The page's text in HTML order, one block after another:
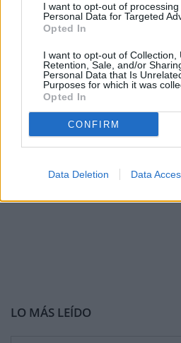
I want to opt-out of processing
Personal Data for Targeted
Opted In
I want to opt-out of Collection,
Retention, Sale, and/or
Personal Data that Is
Purposes for which it was
Opted In
CONFIRM
Data Deletion Data
LO MÁS LEÍDO